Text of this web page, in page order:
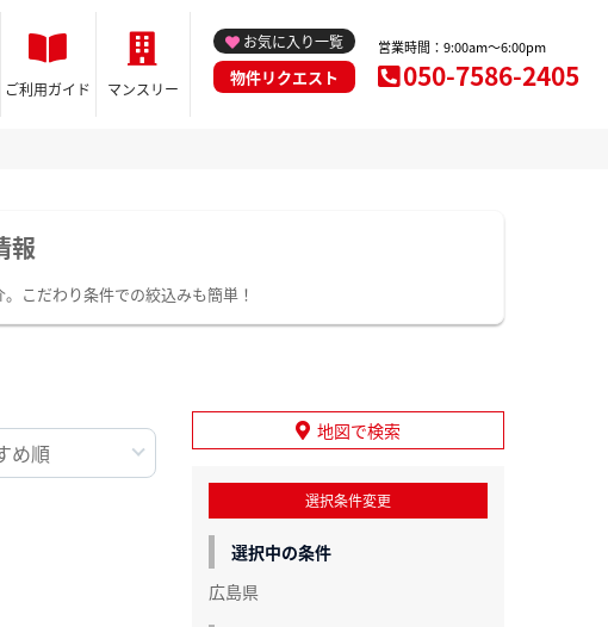
ご利用ガイド マンスリー
お気に入り一覧
物件リクエスト
営業時間：9:00am～6:00pm
050-7586-2405
報
こだわり条件での絞込みも簡単！
地図で検索
選択条件変更
選択中の条件
広島県